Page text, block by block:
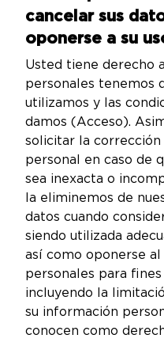
cancelar sus
oponerse a su
Usted tiene derecho
personales tenemos
utilizamos y las
damos (Acceso).
solicitar la corrección
personal en caso de
sea inexacta o
la eliminemos de
datos cuando
siendo utilizada
así como oponerse al
personales para
incluyendo la
su información
conocen como